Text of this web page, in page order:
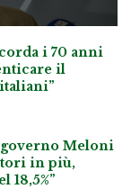
i 70 anni
il
Meloni
in più,
18,5%”